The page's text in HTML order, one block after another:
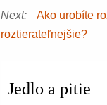
Next:
Ako urobíte
roztierateľnejšie?
Jedlo a pitie